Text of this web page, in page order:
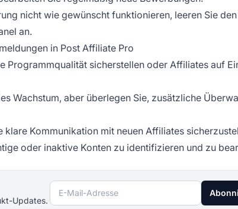
nicht wie gewünscht funktionieren, leeren Sie den
an.
in Post Affiliate Pro
Programmqualität sicherstellen oder Affiliates auf
Wachstum, aber überlegen Sie, zusätzliche
Kommunikation mit neuen Affiliates
oder inaktive Konten zu identifizieren und zu
Updates.
E-Mail-Adresse